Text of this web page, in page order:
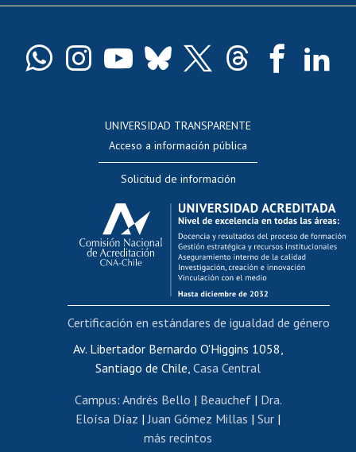
Docentes
Perfeccionamiento
Editar Portafolio Académico
Evaluación docente
Calificación académica
Postulación al AUCAI
Funcionarias/os
Cursos internos de capacitación
Bienestar del personal
Portal de movilidad interna
Certificado de renta
Certificado de renta honorarios
Editar páginas blancas
Extranjeras/os
UNIVERSIDAD TRANSPARENTE
Acceso a información pública
Solicitud de información
Av. Libertador Bernardo O'Higgins 1058,
Santiago de Chile, Casa Central
Campus: Andrés Bello | Beauchef| Dra.
Eloísa Díaz | Juan Gómez Millas | Sur |
más recintos
Certificación en estándares de igualdad de género